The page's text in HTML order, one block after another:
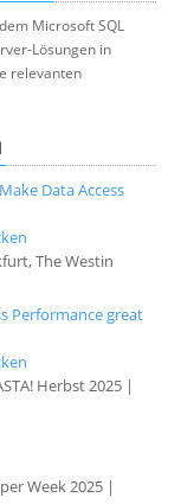
Microsoft SQL
Lösungen in
relevanten
Data Access
The Westin
Performance great
Herbst 2025 |
Week 2025 |